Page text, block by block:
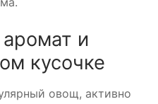
и
кусочке
овощ, активно